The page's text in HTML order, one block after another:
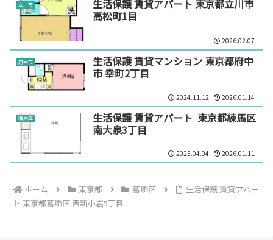
立川市
生活保護 賃貸アパート 東京都立川市
高松町1目
2026.02.07
府中市
生活保護 賃貸マンション 東京都府中
市 幸町2丁目
2024.11.12 2026.01.14
練馬区
生活保護 賃貸アパート 東京都練馬区
南大泉3丁目
2025.04.04 2026.01.11
ホーム 東京都 葛飾区
生活保護 賃貸アパー
ト 東京都葛飾区 西新小岩5丁目